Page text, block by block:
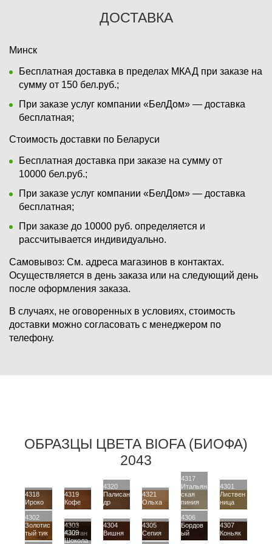
ДОСТАВКА
Минск
Бесплатная доставка в пределах МКАД при заказе на
сумму от 150 бел.руб.;
При заказе услуг компании «БелДом» — доставка
бесплатная;
Стоимость доставки по Беларуси
Бесплатная доставка при заказе на сумму от
10000 бел.руб.;
При заказе услуг компании «БелДом» — доставка
бесплатная;
При заказе до 10000 руб. определяется и
рассчитывается индивидуально.
Самовывоз: См. адреса магазинов в контактах.
Осуществляется в день заказа или на следующий день
после оформления заказа.
В случаях, не оговоренных в условиях, стоимость
доставки можно согласовать с менеджером по
телефону.
ОБРАЗЦЫ ЦВЕТА BIOFA (БИОФА)
2043
4318
Ироко
4319
Кофе
4320
Палисан
др
4321
Ольха
4317
Итальян
ская
пиния
4301
Листвен
ница
4302
Золотис
тый тик
4303
Каштан
4304
Вишня
4305
Сепия
4306
Бордов
ый
4307
Коньяк
4309
Шокола